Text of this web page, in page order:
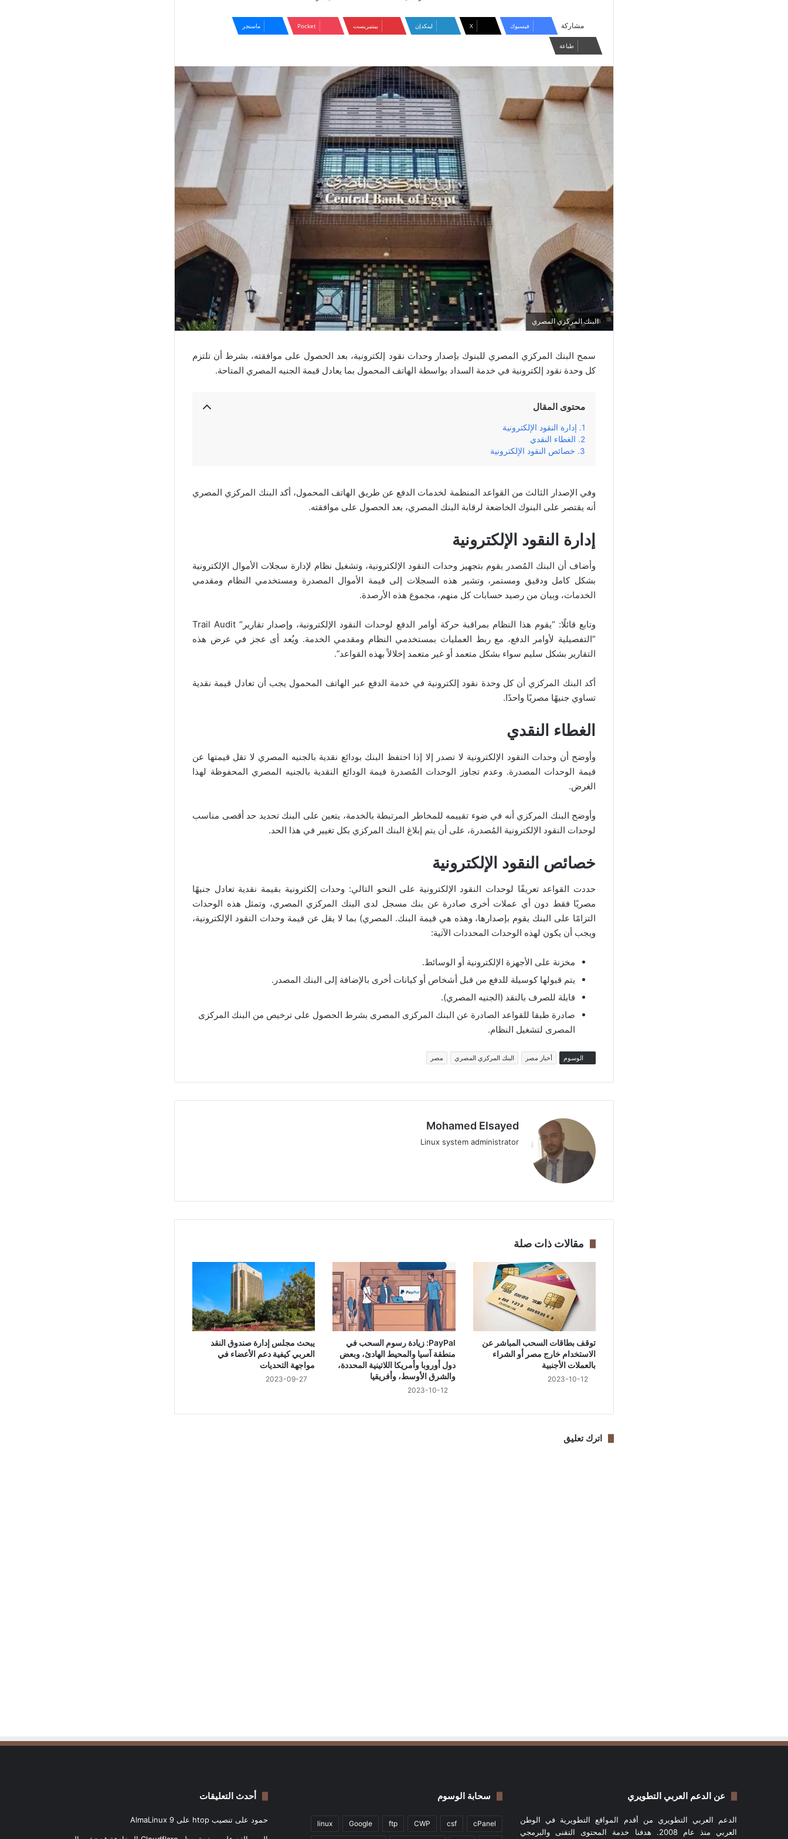
مشاركة فيسبوك ‫X لينكدإن بينتيريست ‫Pocket ماسنجر
طباعة
البنك المركزي المصري
سمح البنك المركزي المصري للبنوك بإصدار وحدات نقود إلكترونية، بعد الحصول على موافقته، بشرط أن تلتزم
كل وحدة نقود إلكترونية في خدمة السداد بواسطة الهاتف المحمول بما يعادل قيمة الجنيه المصري المتاحة.
محتوى المقال
إدارة النقود الإلكترونية
الغطاء النقدي
خصائص النقود الإلكترونية
وفي الإصدار الثالث من القواعد المنظمة لخدمات الدفع عن طريق الهاتف المحمول، أكد البنك المركزي المصري
أنه يقتصر على البنوك الخاضعة لرقابة البنك المصري، بعد الحصول على موافقته.
إدارة النقود الإلكترونية
وأضاف أن البنك المُصدر يقوم بتجهيز وحدات النقود الإلكترونية، وتشغيل نظام لإدارة سجلات الأموال الإلكترونية
بشكل كامل ودقيق ومستمر، وتشير هذه السجلات إلى قيمة الأموال المصدرة ومستخدمي النظام ومقدمي
الخدمات، وبيان من رصيد حسابات كل منهم، مجموع هذه الأرصدة.
وتابع قائلًا: “يقوم هذا النظام بمراقبة حركة أوامر الدفع لوحدات النقود الإلكترونية، وإصدار تقارير“ Trail Audit
”التفصيلية لأوامر الدفع، مع ربط العمليات بمستخدمي النظام ومقدمي الخدمة. ويُعد أى عجز في عرض هذه
التقارير بشكل سليم سواء بشكل متعمد أو غير متعمد إخلالاً بهذه القواعد”.
أكد البنك المركزي أن كل وحدة نقود إلكترونية في خدمة الدفع عبر الهاتف المحمول يجب أن تعادل قيمة نقدية
تساوي جنيهًا مصريًا واحدًا.
الغطاء النقدي
وأوضح أن وحدات النقود الإلكترونية لا تصدر إلا إذا احتفظ البنك بودائع نقدية بالجنيه المصري لا تقل قيمتها عن
قيمة الوحدات المصدرة. وعدم تجاوز الوحدات المُصدرة قيمة الودائع النقدية بالجنيه المصري المحفوظة لهذا
الغرض.
وأوضح البنك المركزي أنه في ضوء تقييمه للمخاطر المرتبطة بالخدمة، يتعين على البنك تحديد حد أقصى مناسب
لوحدات النقود الإلكترونية المُصدرة، على أن يتم إبلاغ البنك المركزي بكل تغيير في هذا الحد.
خصائص النقود الإلكترونية
حددت القواعد تعريفًا لوحدات النقود الإلكترونية على النحو التالي: وحدات إلكترونية بقيمة نقدية تعادل جنيهًا
مصريًا فقط دون أي عملات أخرى صادرة عن بنك مسجل لدى البنك المركزي المصري، وتمثل هذه الوحدات
التزامًا على البنك يقوم بإصدارها، وهذه هي قيمة البنك. المصري) بما لا يقل عن قيمة وحدات النقود الإلكترونية،
ويجب أن يكون لهذه الوحدات المحددات الآتية:
مخزنة على الأجهزة الإلكترونية أو الوسائط.
يتم قبولها كوسيلة للدفع من قبل أشخاص أو كيانات أخرى بالإضافة إلى البنك المصدر.
قابلة للصرف بالنقد (الجنيه المصري).
صادرة طبقا للقواعد الصادرة عن البنك المركزى المصرى بشرط الحصول على ترخيص من البنك المركزى
المصرى لتشغيل النظام.
الوسوم أخبار مصر البنك المركزي المصري مصر
Mohamed Elsayed
Linux system administrator
مقالات ذات صلة
توقف بطاقات السحب المباشر عن
الاستخدام خارج مصر أو الشراء
بالعملات الأجنبية
2023-10-12
PayPal: زيادة رسوم السحب في
منطقة آسيا والمحيط الهادئ، وبعض
دول أوروبا وأمريكا اللاتينية المحددة،
والشرق الأوسط، وأفريقيا
2023-10-12
يبحث مجلس إدارة صندوق النقد
العربي كيفية دعم الأعضاء في
مواجهة التحديات
2023-09-27
اترك تعليق
عن الدعم العربي التطويري
الدعم العربي التطويري من أقدم المواقع التطويرية في الوطن
العربي منذ عام 2008. هدفنا خدمة المحتوى التقنى والبرمجي
سحابة الوسوم
cPanel
csf
CWP
ftp
Google
linux
أحدث التعليقات
حمودعلى تنصيب htop على AlmaLinux 9